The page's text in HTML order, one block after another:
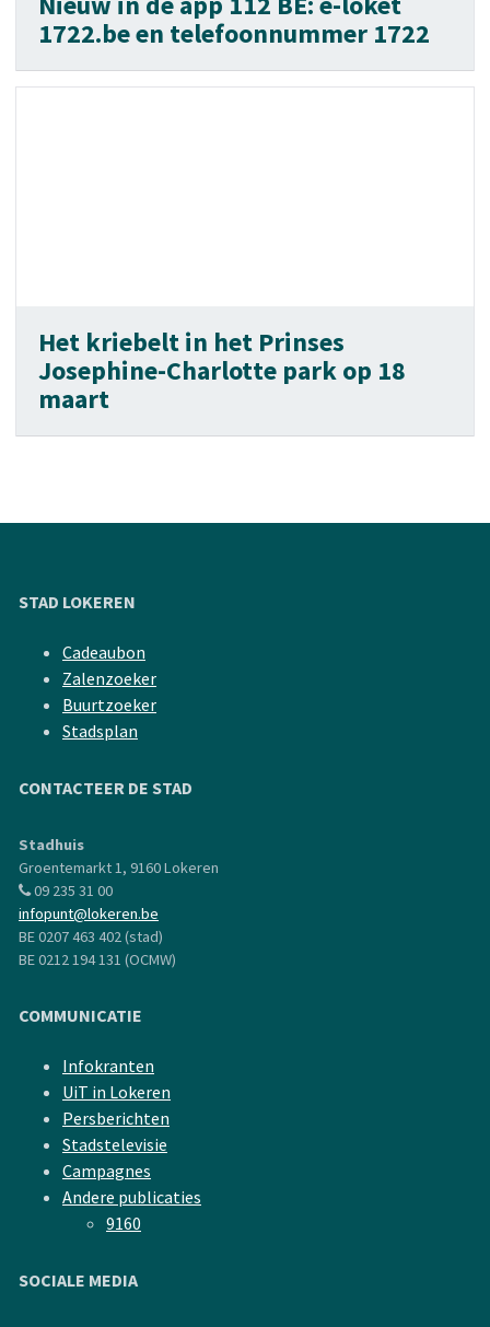
1722.be en telefoonnummer 1722
Het kriebelt in het Prinses
Josephine-Charlotte park op 18
maart
STAD LOKEREN
Cadeaubon
Zalenzoeker
Buurtzoeker
Stadsplan
CONTACTEER DE STAD
Stadhuis
Groentemarkt 1, 9160 Lokeren
09 235 31 00
infopunt@lokeren.be
BE 0207 463 402 (stad)
BE 0212 194 131 (OCMW)
COMMUNICATIE
Infokranten
UiT in Lokeren
Persberichten
Stadstelevisie
Campagnes
Andere publicaties
9160
SOCIALE MEDIA